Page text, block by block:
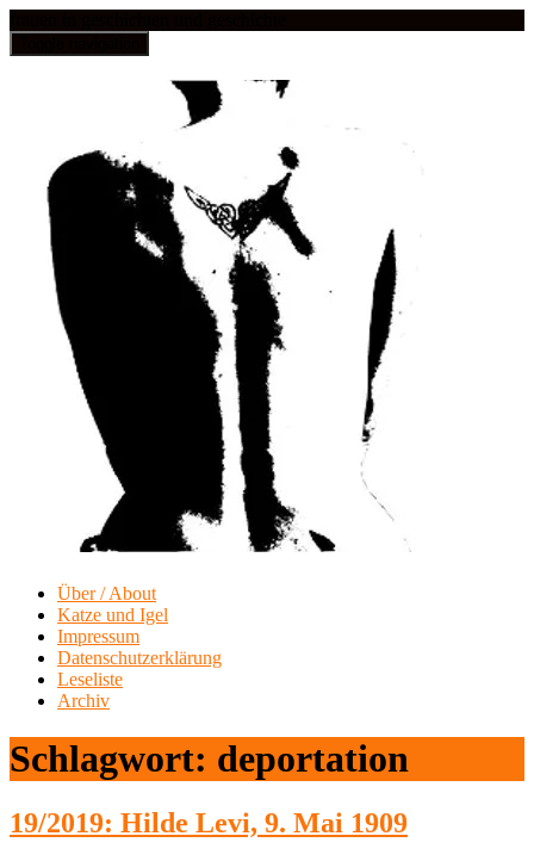
Über / About
Katze und Igel
Impressum
Datenschutzerklärung
Leseliste
Archiv
Schlagwort: deportation
19/2019: Hilde Levi, 9. Mai 1909